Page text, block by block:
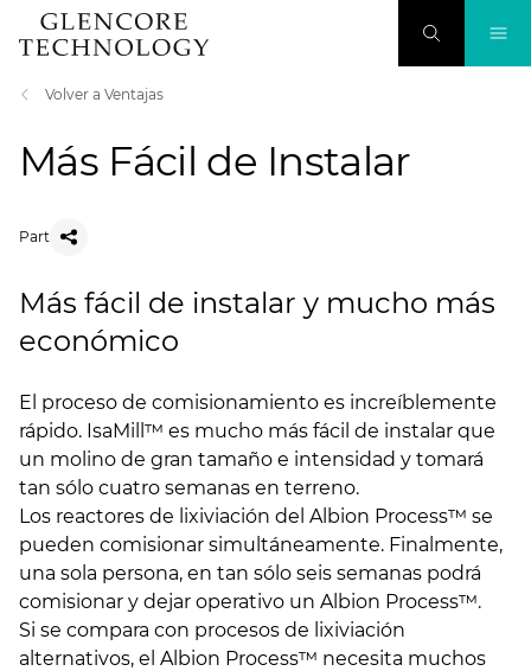
Volver a Ventajas
Más Fácil de Instalar
Part
Más fácil de instalar y mucho más
económico
El proceso de comisionamiento es increíblemente
rápido. IsaMill™ es mucho más fácil de instalar que
un molino de gran tamaño e intensidad y tomará
tan sólo cuatro semanas en terreno.
Los reactores de lixiviación del Albion Process™ se
pueden comisionar simultáneamente. Finalmente,
una sola persona, en tan sólo seis semanas podrá
comisionar y dejar operativo un Albion Process™.
Si se compara con procesos de lixiviación
alternativos, el Albion Process™ necesita muchos